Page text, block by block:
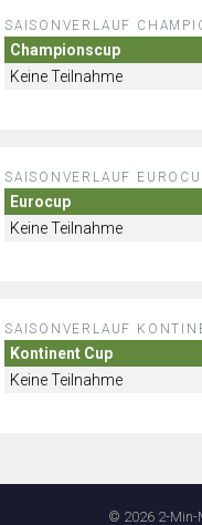
SAISONVERLAUF
Championscup
Keine Teilnahme
SAISONVERLAUF
Eurocup
Keine Teilnahme
SAISONVERLAUF
Kontinent Cup
Keine Teilnahme
© 2026 2-Min-